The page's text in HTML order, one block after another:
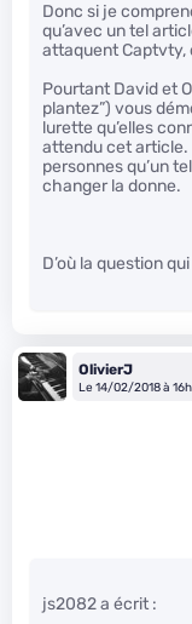
Donc si je
qu’avec un tel
attaquent Captvty,
Pourtant David et
plantez”) vous
lurette qu’elles
attendu cet article.
personnes qu’un
changer la donne.
D’où la question
OlivierJ
Le 14/02/2018 à
js2082 a écrit :